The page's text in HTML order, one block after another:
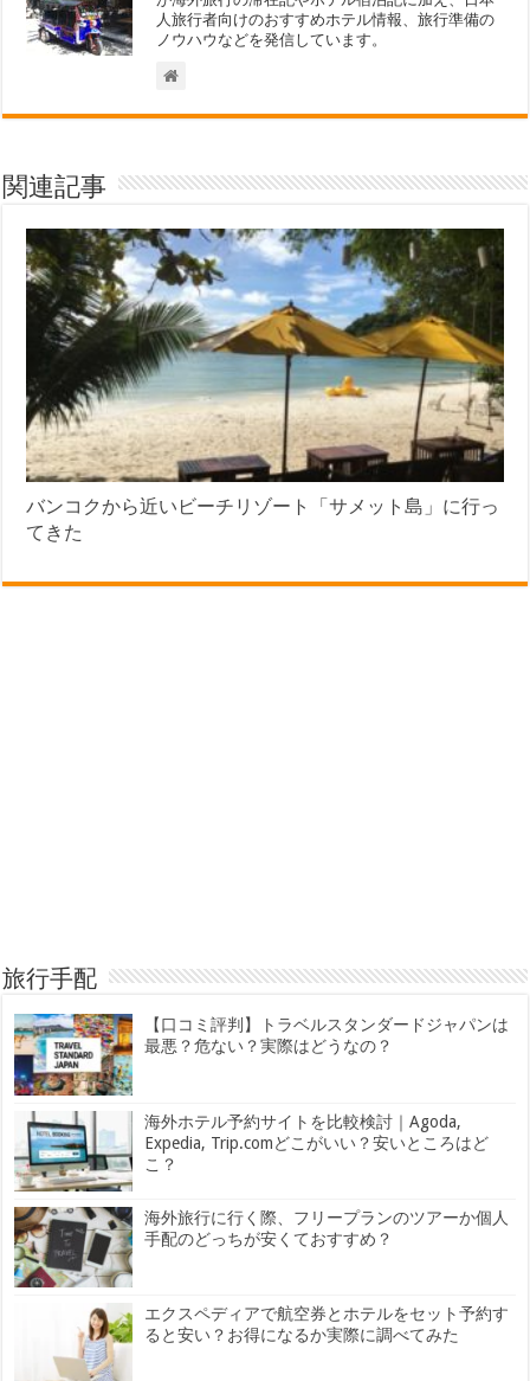
人旅行者向けのおすすめホテル情報、旅行準備の
ノウハウなどを発信しています。
関連記事
バンコクから近いビーチリゾート「サメット島」に行っ
てきた
旅行手配
【口コミ評判】トラベルスタンダードジャパンは
最悪？危ない？実際はどうなの？
海外ホテル予約サイトを比較検討｜Agoda,
Expedia, Trip.comどこがいい？安いところはど
こ？
海外旅行に行く際、フリープランのツアーか個人
手配のどっちが安くておすすめ？
エクスペディアで航空券とホテルをセット予約す
ると安い？お得になるか実際に調べてみた